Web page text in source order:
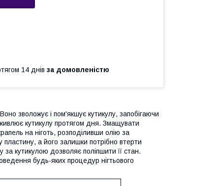
14 днів за домовленістю
зволожує і пом'якшує кутикулу, запобігаючи
кутикулу протягом дня. Змащувати
на ніготь, розподіливши олію за
пластину, а його залишки потрібно втерти
кутикулою дозволяє поліпшити її стан.
будь-яких процедур нігтьового